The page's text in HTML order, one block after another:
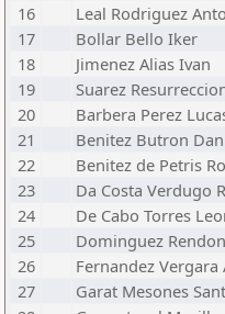
16
Leal Rodriguez
17
Bollar Bello Iker
18
Jimenez Alias Ivan
19
Suarez
20
Barbera Perez
21
Benitez Butron
22
Benitez de Petris
23
Da Costa Verdugo
24
De Cabo Torres
25
Dominguez
26
Fernandez Vergara
27
Garat Mesones